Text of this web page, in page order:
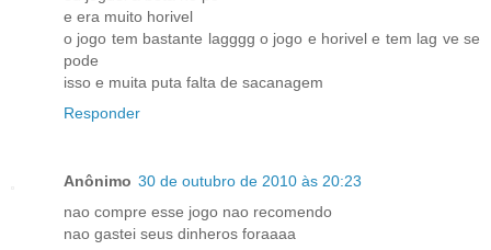
e era muito horivel
o jogo tem bastante lagggg o jogo e horivel e tem lag ve se
pode
isso e muita puta falta de sacanagem
Responder
Anônimo 30 de outubro de 2010 às 20:23
nao compre esse jogo nao recomendo
nao gastei seus dinheros foraaaa